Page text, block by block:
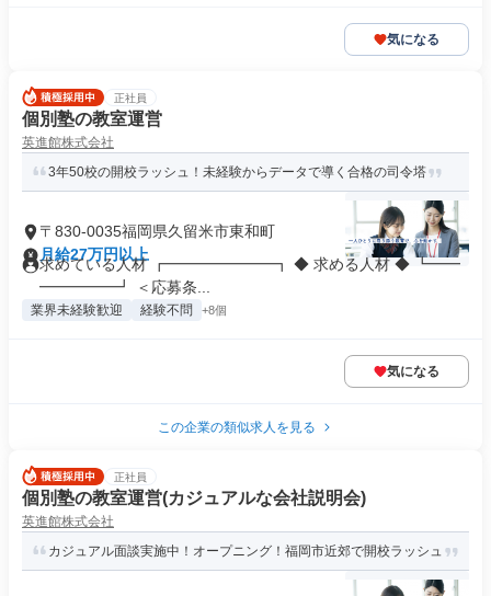
気になる
正社員
個別塾の教室運営
英進館株式会社
3年50校の開校ラッシュ！未経験からデータで導く合格の司令塔
〒830-0035福岡県久留米市東和町
月給27万円以上
求めている人材 ┏━━━━━━━┓ ◆ 求める人材 ◆ ┗━━
━━━━━┛ ＜応募条...
業界未経験歓迎 経験不問 +8個
気になる
この企業の類似求人を見る
正社員
個別塾の教室運営(カジュアルな会社説明会)
英進館株式会社
カジュアル面談実施中！オープニング！福岡市近郊で開校ラッシュ